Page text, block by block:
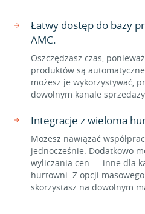
Łatwy dostęp do bazy
AMC.
Oszczędzasz czas,
produktów są
możesz je wykorzystywać,
dowolnym kanale
Integracje z wieloma
Możesz nawiązać
jednocześnie. Dodatkowo
wyliczania cen — inne dla
hurtowni. Z opcji
skorzystasz na dowolnym